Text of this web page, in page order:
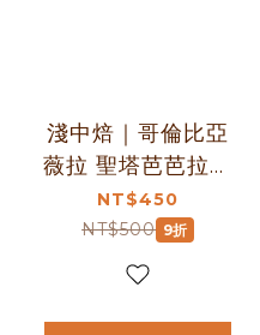
淺中焙｜哥倫比亞
薇拉 聖塔芭芭拉莊
園｜妮菲塔莉 玫瑰
藝伎 (蜜處理) 1/4磅
｜暖窩咖啡
NT$450
NT$500 9折